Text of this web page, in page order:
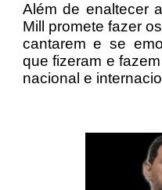
Além de enaltecer
Mill promete fazer
cantarem e se
que fizeram e
nacional e